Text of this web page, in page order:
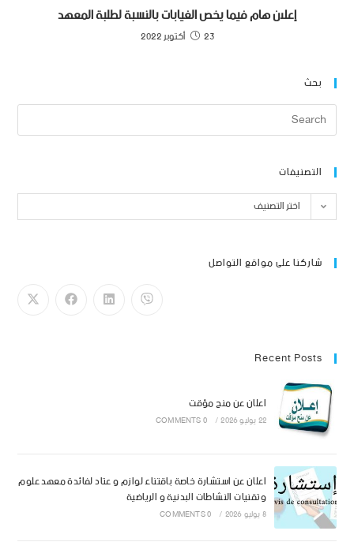
إعلان هام فيما يخص الغيابات بالنسبة لطلبة المعهد
23 أكتوبر 2022
بحث
التصنيفات
اختر التصنيف
شاركنا على مواقع التواصل
Recent Posts
اعلان عن منح مؤقت
22 يوليو 2026 /
0 COMMENTS
اعلان عن استشارة خاصة باقتناء لوازم و عتاد لفائدة معهد علوم
وتقنيات النشاطات البدنية و الرياضية
8 يوليو 2026 /
0 COMMENTS